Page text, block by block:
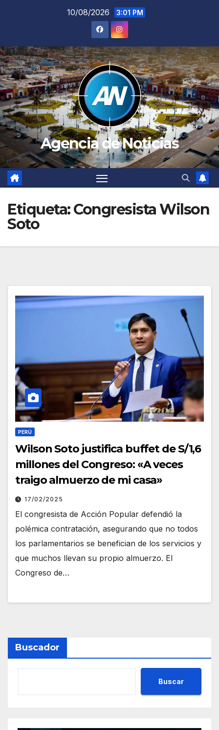
10/08/2026 3:01 PM
Agencia de Noticias
Etiqueta:Congresista Wilson
Soto
PERÚ
Wilson Soto justifica buffet de S/1,6
millones del Congreso: «A veces
traigo almuerzo de mi casa»
17/02/2025
El congresista de Acción Popular defendió la
polémica contratación, asegurando que no todos
los parlamentarios se benefician de los servicios y
que muchos llevan su propio almuerzo. El
Congreso de…
Buscador
Buscar